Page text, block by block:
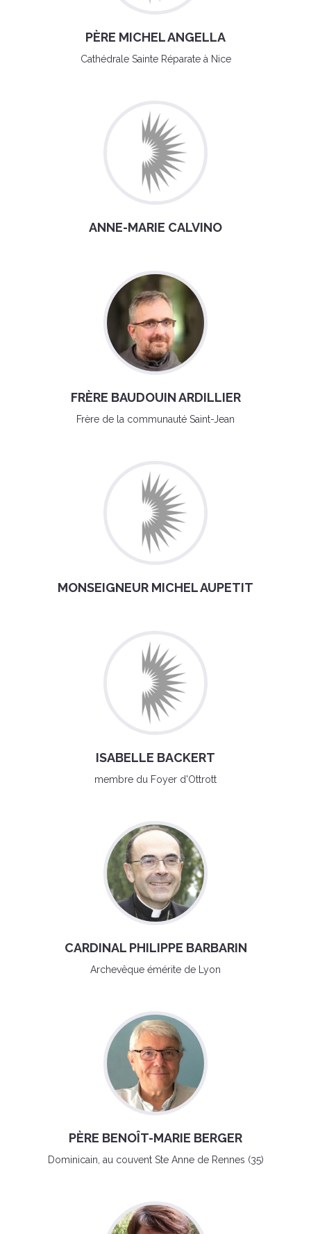
PÈRE MICHEL ANGELLA
Cathédrale Sainte Réparate à Nice
ANNE-MARIE CALVINO
FRÈRE BAUDOUIN ARDILLIER
Frère de la communauté Saint-Jean
MONSEIGNEUR MICHEL AUPETIT
ISABELLE BACKERT
membre du Foyer d'Ottrott
CARDINAL PHILIPPE BARBARIN
Archevêque émérite de Lyon
PÈRE BENOÎT-MARIE BERGER
Dominicain, au couvent Ste Anne de Rennes (35)